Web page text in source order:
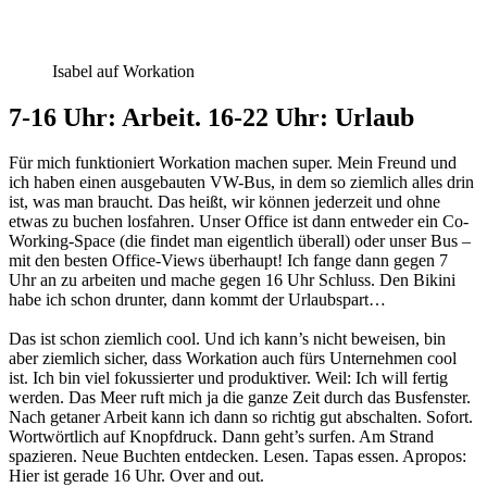
Isabel auf Workation
7-16 Uhr: Arbeit. 16-22 Uhr: Urlaub
Für mich funktioniert Workation machen super. Mein Freund und
ich haben einen ausgebauten VW-Bus, in dem so ziemlich alles drin
ist, was man braucht. Das heißt, wir können jederzeit und ohne
etwas zu buchen losfahren. Unser Office ist dann entweder ein Co-
Working-Space (die findet man eigentlich überall) oder unser Bus –
mit den besten Office-Views überhaupt! Ich fange dann gegen 7
Uhr an zu arbeiten und mache gegen 16 Uhr Schluss. Den Bikini
habe ich schon drunter, dann kommt der Urlaubspart…
Das ist schon ziemlich cool. Und ich kann’s nicht beweisen, bin
aber ziemlich sicher, dass Workation auch fürs Unternehmen cool
ist. Ich bin viel fokussierter und produktiver. Weil: Ich will fertig
werden. Das Meer ruft mich ja die ganze Zeit durch das Busfenster.
Nach getaner Arbeit kann ich dann so richtig gut abschalten. Sofort.
Wortwörtlich auf Knopfdruck. Dann geht’s surfen. Am Strand
spazieren. Neue Buchten entdecken. Lesen. Tapas essen. Apropos:
Hier ist gerade 16 Uhr. Over and out.